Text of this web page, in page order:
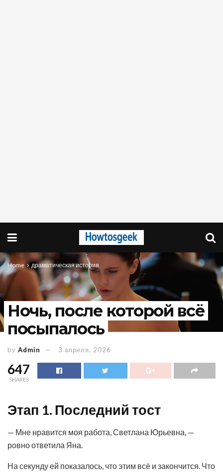
Home драматическая история
Ночь, после которой всё
посыпалось
by Admin 3 апреля, 2026
647
SHARES
Этап 1. Последний тост
— Мне нравится моя работа, Светлана Юрьевна, —
ровно ответила Яна.
На секунду ей показалось, что этим всё и закончится. Что